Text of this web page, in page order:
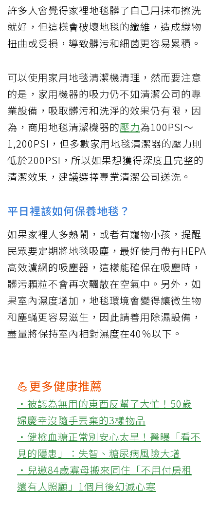
許多人會覺得家裡地毯髒了自己用抹布擦洗
就好，但這樣會破壞地毯的纖維，造成織物
扭曲或受損，導致髒污和細菌更容易累積。
可以使用家用地毯清潔機清理，然而要注意
的是，家用機器的吸力仍不如清潔公司的專
業設備，吸取髒污和洗淨的效果仍有限，因
為，商用地毯清潔機器的壓力為100PSI～
1,200PSI，但多數家用地毯清潔器的壓力則
低於200PSI，所以如果想獲得深度且完整的
清潔效果，建議選擇專業清潔公司送洗。
平日裡該如何保養地毯？
如果家裡人多熱鬧，或者有寵物小孩，提醒
民眾要定期將地毯吸塵，最好使用帶有HEPA
高效濾網的吸塵器，這樣能確保在吸塵時，
髒污顆粒不會再次飄散在空氣中。另外，如
果室內濕度增加，地毯環境會變得讓微生物
和塵蟎更容易滋生，因此請善用除濕設備，
盡量將保持室內相對濕度在40％以下。
💪更多健康推薦
‧被認為無用的東西反幫了大忙！50歲
婦慶幸沒隨手丟棄的3樣物品
‧健檢血糖正常別安心太早！醫曝「看不
見的隱患」：失智、糖尿病風險大增
‧兒邀84歲寡母搬來同住「不用付房租
還有人照顧」1個月後幻滅心寒